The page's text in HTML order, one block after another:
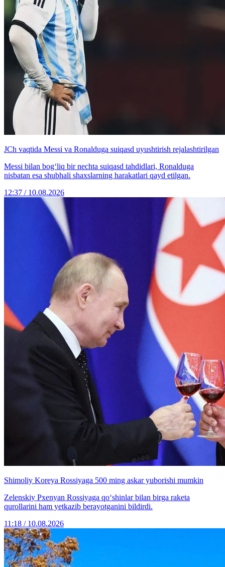
JCh vaqtida Messi va Ronalduga suiqasd uyushtirish rejalashtirilgan
Messi bilan bog‘liq bir nechta suiqasd tahdidlari, Ronalduga
nisbatan esa shubhali shaxslarning harakatlari qayd etilgan.
12:37 / 10.08.2026
Shimoliy Koreya Rossiyaga 500 ming askar yuborishi mumkin
Zelenskiy Pxenyan Rossiyaga qo‘shinlar bilan birga raketa
qurollarini ham yetkazib berayotganini bildirdi.
11:18 / 10.08.2026